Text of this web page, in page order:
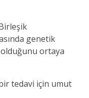
genetik
olduğunu ortaya
tedavi için umut